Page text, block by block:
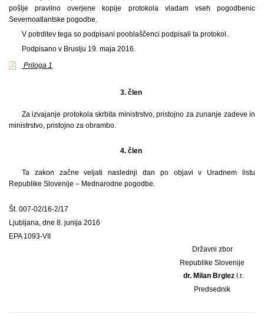
pošlje pravilno overjene kopije protokola vladam vseh pogodbenic
Severnoatlantske pogodbe.
V potrditev tega so podpisani pooblaščenci podpisali ta protokol.
Podpisano v Bruslju 19. maja 2016.
Priloga 1
3. člen
Za izvajanje protokola skrbita ministrstvo, pristojno za zunanje zadeve in
ministrstvo, pristojno za obrambo.
4. člen
Ta zakon začne veljati naslednji dan po objavi v Uradnem listu
Republike Slovenije – Mednarodne pogodbe.
Št. 007-02/16-2/17
Ljubljana, dne 8. junija 2016
EPA 1093-VII
Državni zbor
Republike Slovenije
dr. Milan Brglezl.r.
Predsednik